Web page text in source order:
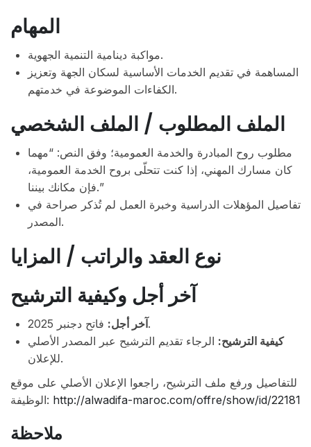
المهام
مواكبة دينامية التنمية الجهوية.
المساهمة في تقديم الخدمات الأساسية لسكان الجهة وتعزيز
الكفاءات الموضوعة في خدمتهم.
الملف المطلوب / الملف الشخصي
مطلوب روح المبادرة والخدمة العمومية؛ وفق النص: “مهما
كان مسارك المهني، إذا كنت تتحلّى بروح الخدمة العمومية،
فإن مكانك بيننا.”
تفاصيل المؤهلات الدراسية وخبرة العمل لم تُذكر صراحة في
المصدر.
نوع العقد والراتب / المزايا
آخر أجل وكيفية الترشيح
آخر أجل:فاتح دجنبر 2025.
كيفية الترشيح: الرجاء تقديم الترشيح عبر المصدر الأصلي
للإعلان.
للتفاصيل ورفع ملف الترشيح، راجعوا الإعلان الأصلي على موقع
الوظيفة: http://alwadifa-maroc.com/offre/show/id/22181
ملاحظة